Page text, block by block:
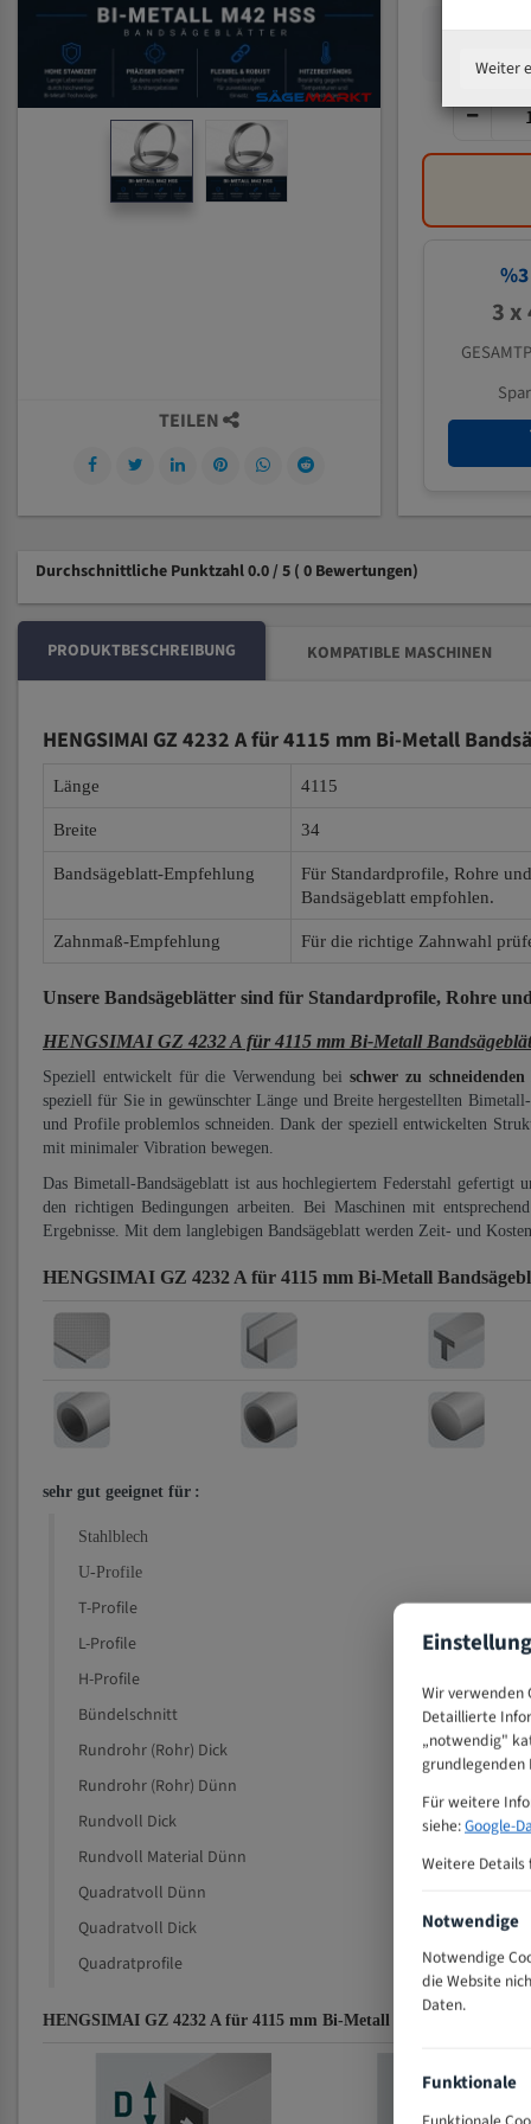
%3
3 x
TEILEN
Durchschnittliche Punktzahl 0.0 / 5 ( 0 Bewertungen)
PRODUKTBESCHREIBUNG KOMPATIBLE MASCHINEN
HENGSIMAI GZ 4232 A für 4115 mm Bi-Metall
Länge 4115
Breite 34
Bandsägeblatt-Empfehlung
Für Standardprofile, Rohre
Bandsägeblatt empfohlen.
Zahnmaß-Empfehlung Für die richtige Zahnwahl
Unsere Bandsägeblätter sind für Standardprofile, Rohre
HENGSIMAI GZ 4232 A für 4115 mm Bi-Metall
Speziell entwickelt für die Verwendung bei schwer zu
speziell für Sie in gewünschter Länge und Breite hergestellten
und Profile problemlos schneiden. Dank der speziell entwickelten
mit minimaler Vibration bewegen.
Das Bimetall-Bandsägeblatt ist aus hochlegiertem Federstahl
den richtigen Bedingungen arbeiten. Bei Maschinen mit
Ergebnisse. Mit dem langlebigen Bandsägeblatt werden Zeit- und
HENGSIMAI GZ 4232 A für 4115 mm Bi-Metall
sehr gut geeignet für :
Stahlblech
U-Profile
T-Profile
L-Profile
H-Profile
Bündelschnitt
Rundrohr (Rohr) Dick
Rundrohr (Rohr) Dünn
Rundvoll Dick
Rundvoll Material Dünn
Quadratvoll Dünn
Quadratvoll Dick
Quadratprofile
HENGSIMAI GZ 4232 A für 4115 mm Bi-Metall Bandsägeblätter
Weiter
Wir verwenden
Detaillierte
„notwendig"
grundlegenden
Für weitere
siehe:Google-
Weitere Details
Notwendige
Notwendige
die Website
Daten.
Funktionale